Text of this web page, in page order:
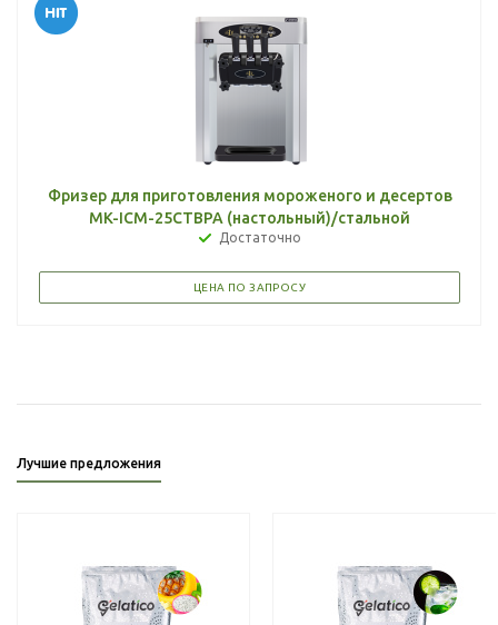
Фризер для приготовления мороженого и десертов
MK-ICM-25CTBPA (настольный)/стальной
Достаточно
ЦЕНА ПО ЗАПРОСУ
Лучшие предложения